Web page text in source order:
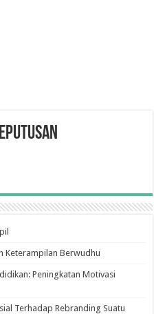
Keterampilan Berwudhu
Peningkatan Motivasi
Terhadap Rebranding Suatu